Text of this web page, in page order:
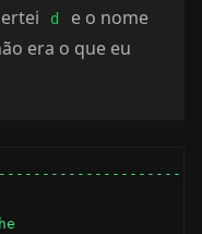
d
e o nome
era o que eu